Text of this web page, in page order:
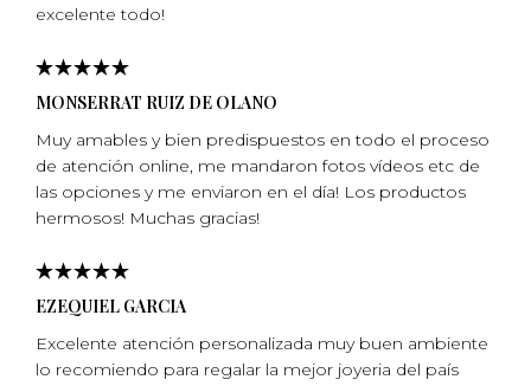
excelente todo!
MONSERRAT RUIZ DE OLANO
Muy amables y bien predispuestos en todo el proceso
de atención online, me mandaron fotos vídeos etc de
las opciones y me enviaron en el día! Los productos
hermosos! Muchas gracias!
EZEQUIEL GARCIA
Excelente atención personalizada muy buen ambiente
lo recomiendo para regalar la mejor joyeria del país